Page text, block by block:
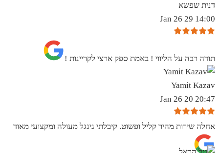
דנית שפשא
14:00 29 Jan 26
תודה רבה על הליווי ! באמת ספק ארצי לקריינות !
Yamit Kazav
20:47 20 Jan 26
אחלה שירות מהיר קליל ופשוט. קיבלתי גינגל מעולה ומקצועי מאוד